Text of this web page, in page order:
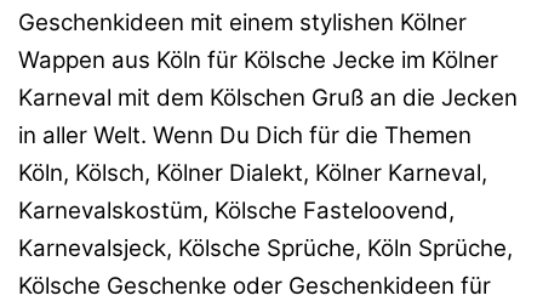
Geschenkideen mit einem stylishen Kölner
Wappen aus Köln für Kölsche Jecke im Kölner
Karneval mit dem Kölschen Gruß an die Jecken
in aller Welt. Wenn Du Dich für die Themen
Köln, Kölsch, Kölner Dialekt, Kölner Karneval,
Karnevalskostüm, Kölsche Fasteloovend,
Karnevalsjeck, Kölsche Sprüche, Köln Sprüche,
Kölsche Geschenke oder Geschenkideen für